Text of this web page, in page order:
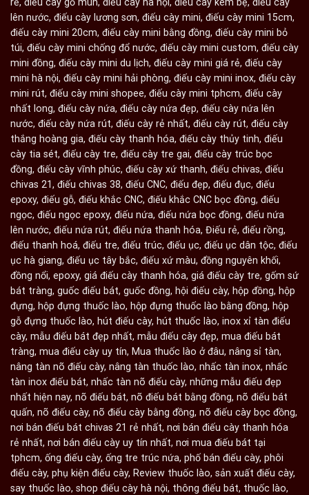
lên nước, điếu cày lương sơn, điếu cày mini, điếu cày mini 15cm,
điếu cày mini 20cm, điếu cày mini bằng đồng, điếu cày mini bỏ
túi, điếu cày mini chống đổ nước, điếu cày mini custom, điếu cày
mini đồng, điếu cày mini du lịch, điếu cày mini giá rẻ, điếu cày
mini hà nội, điếu cày mini hải phòng, điếu cày mini inox, điếu cày
mini rút, điếu cày mini shopee, điếu cày mini tphcm, điếu cày
nhất long, điếu cày nứa, điếu cày nứa đẹp, điếu cày nứa lên
nước, điếu cày nứa rút, điếu cày rẻ nhất, điếu cày rút, điếu cày
thắng hoàng gia, điếu cày thanh hóa, điếu cày thủy tinh, điếu
cày tia sét, điếu cày tre, điếu cày tre gai, điếu cày trúc bọc
đồng, điếu cày vĩnh phúc, điếu cày xứ thanh, điếu chivas, điếu
chivas 21, điếu chivas 38, điếu CNC, điếu đẹp, điếu đục, điếu
epoxy, điếu gỗ, điếu khắc CNC, điếu khắc CNC bọc đồng, điếu
ngọc, điếu ngọc epoxy, điếu nứa, điếu nứa bọc đồng, điếu nứa
lên nước, điếu nứa rút, điếu nứa thanh hóa, Điếu rẻ, điếu rồng,
điếu thanh hoá, điếu tre, điếu trúc, điếu ục, điếu ục dân tộc, điếu
ục hà giang, điếu ục tây bắc, điếu xứ màu, đồng nguyên khối,
đồng nổi, epoxy, giá điếu cày thanh hóa, giá điếu cày tre, gốm sứ
bát tràng, guốc điếu bát, guốc đồng, hội điếu cày, hộp đồng, hộp
đựng, hộp đựng thuốc lào, hộp đựng thuốc lào bằng đồng, hộp
gỗ đựng thuốc lào, hút điếu cày, hút thuốc lào, inox xỉ tàn điếu
cày, mẫu điếu bát đẹp nhất, mẫu điếu cày đẹp, mua điếu bát
tràng, mua điếu cày uy tín, Mua thuốc lào ở đâu, nâng sỉ tàn,
nâng tàn nõ điếu cày, nâng tàn thuốc lào, nhấc tàn inox, nhấc
tàn inox điếu bát, nhấc tàn nõ điếu cày, những mẫu điếu đẹp
nhất hiện nay, nõ điếu bát, nõ điếu bát bằng đồng, nõ điếu bát
quấn, nõ điếu cày, nõ điếu cày bằng đồng, nõ điếu cày bọc đồng,
nơi bán điếu bát chivas 21 rẻ nhất, nơi bán điếu cày thanh hóa
rẻ nhất, nơi bán điếu cày uy tín nhất, nơi mua điếu bát tại
tphcm, ống điếu cày, ống tre trúc nứa, phố bán điếu cày, phôi
điếu cày, phụ kiện điếu cày, Review thuốc lào, sản xuất điếu cày,
say thuốc lào, shop điếu cày hà nội, thông điếu bát, thuốc lào,